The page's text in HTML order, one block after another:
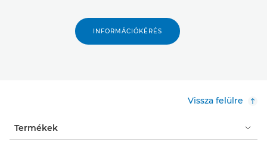
INFORMÁCIÓKÉRÉS
Vissza felülre
Termékek